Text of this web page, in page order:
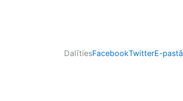
DalītiesFacebookTwitterE-pastā